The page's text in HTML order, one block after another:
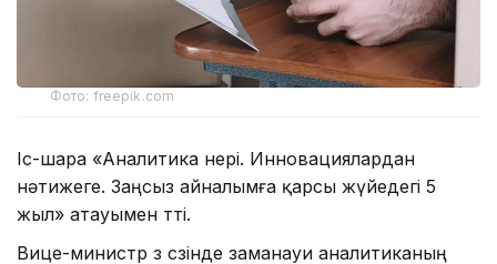
Фото: freepik.com
Іс-шара «Аналитика өнері. Инновациялардан
нәтижеге. Заңсыз айналымға қарсы жүйедегі 5
жыл» атауымен өтті.
Вице-министр өз сөзінде заманауи аналитиканың